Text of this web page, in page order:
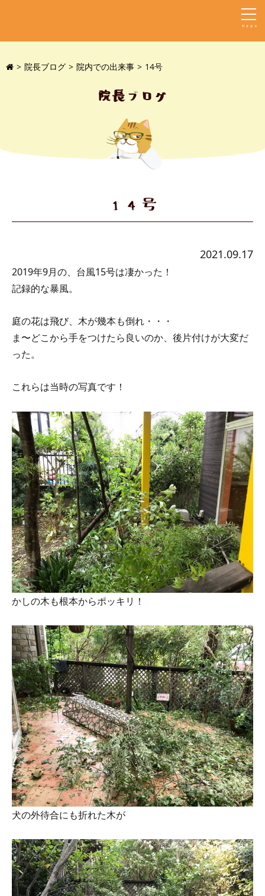
MENU
院長ブログ 院内での出来事 14号
院長ブログ
14号
2021.09.17
2019年9月の、台風15号は凄かった！
記録的な暴風。
庭の花は飛び、木が幾本も倒れ・・・
ま〜どこから手をつけたら良いのか、後片付けが大変だ
った。
これらは当時の写真です！
かしの木も根本からポッキリ！
犬の外待合にも折れた木が